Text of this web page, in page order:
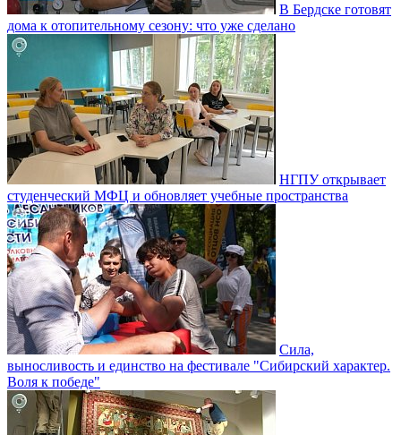
В Бердске готовят
дома к отопительному сезону: что уже сделано
НГПУ открывает
студенческий МФЦ и обновляет учебные пространства
Сила,
выносливость и единство на фестивале "Сибирский характер.
Воля к победе"